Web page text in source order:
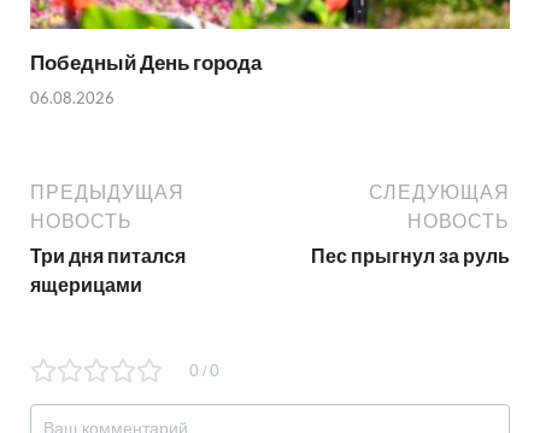
Победный День города
06.08.2026
ПРЕДЫДУЩАЯ
НОВОСТЬ
Три дня питался
ящерицами
СЛЕДУЮЩАЯ
НОВОСТЬ
Пес прыгнул за руль
0 / 0